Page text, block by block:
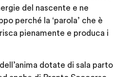
del nascente e ne
perché la ‘parola’ che è
pienamente e produca i
dotate di sala parto